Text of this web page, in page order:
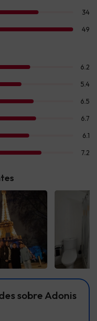
sobre Adonis